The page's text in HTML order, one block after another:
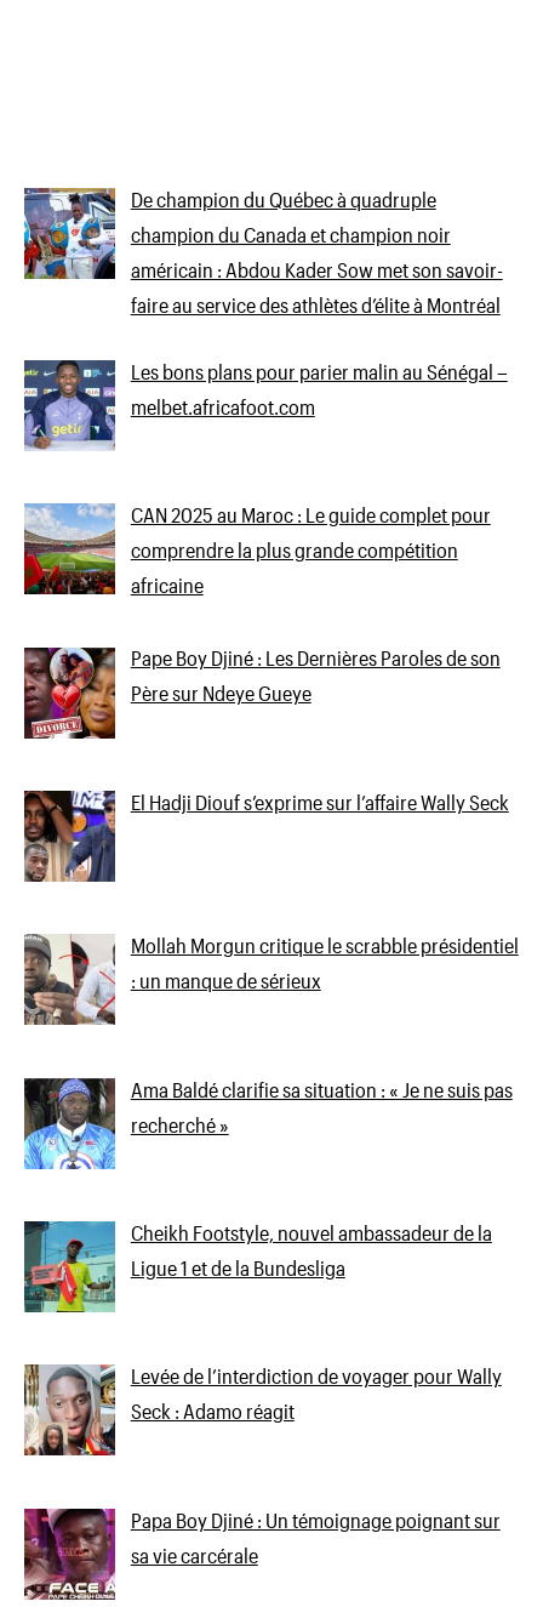
De champion du Québec à quadruple
champion du Canada et champion noir
américain : Abdou Kader Sow met son savoir-
faire au service des athlètes d’élite à Montréal
Les bons plans pour parier malin au Sénégal –
melbet.africafoot.com
CAN 2025 au Maroc : Le guide complet pour
comprendre la plus grande compétition
africaine
Pape Boy Djiné : Les Dernières Paroles de son
Père sur Ndeye Gueye
El Hadji Diouf s’exprime sur l’affaire Wally Seck
Mollah Morgun critique le scrabble présidentiel
: un manque de sérieux
Ama Baldé clarifie sa situation : « Je ne suis pas
recherché »
Cheikh Footstyle, nouvel ambassadeur de la
Ligue 1 et de la Bundesliga
Levée de l’interdiction de voyager pour Wally
Seck : Adamo réagit
Papa Boy Djiné : Un témoignage poignant sur
sa vie carcérale